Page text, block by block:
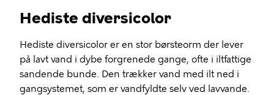
Hediste diversicolor
Hediste diversicolor er en stor børsteorm der lever
på lavt vand i dybe forgrenede gange, ofte i iltfattige
sandende bunde. Den trækker vand med ilt ned i
gangsystemet, som er vandfyldte selv ved lavvande.